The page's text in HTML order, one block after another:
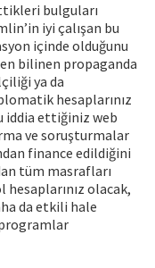
bulguları
iyi çalışan bu
içinde olduğunu
bilinen propaganda
ya da
hesaplarınız
iddia ettiğiniz web
ve soruşturmalar
finance edildiğini
tüm masrafları
hesaplarınız olacak,
da etkili hale